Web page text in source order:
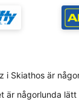
i Skiathos är
är någorlunda